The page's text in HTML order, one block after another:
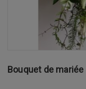
Bouquet de mariée